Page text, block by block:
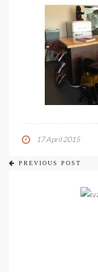
17 April 2015
PREVIOUS POST